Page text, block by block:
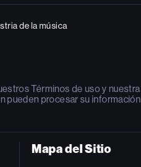
de la música
Términos de usoy nuestra
pueden procesar su información
Mapa del Sitio